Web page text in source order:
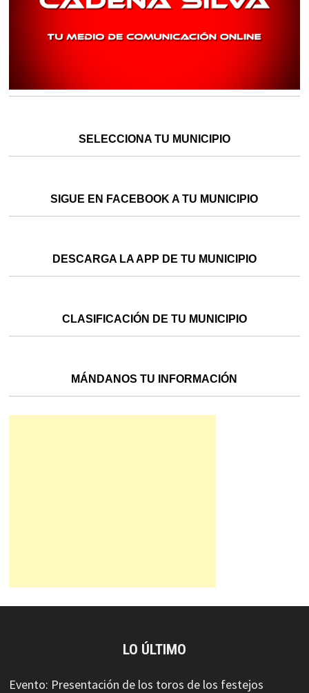
SELECCIONA TU MUNICIPIO
SIGUE EN FACEBOOK A TU MUNICIPIO
DESCARGA LA APP DE TU MUNICIPIO
CLASIFICACIÓN DE TU MUNICIPIO
MÁNDANOS TU INFORMACIÓN
LO ÚLTIMO
Evento: Presentación de los toros de los festejos